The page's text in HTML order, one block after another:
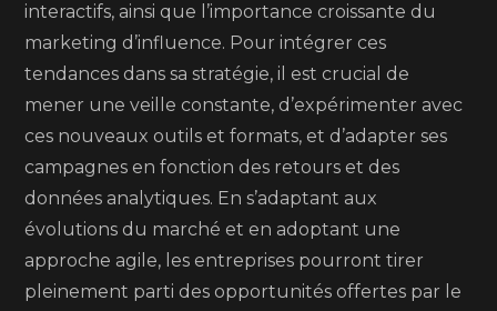
interactifs, ainsi que l’importance croissante du
marketing d’influence. Pour intégrer ces
tendances dans sa stratégie, il est crucial de
mener une veille constante, d’expérimenter avec
ces nouveaux outils et formats, et d’adapter ses
campagnes en fonction des retours et des
données analytiques. En s’adaptant aux
évolutions du marché et en adoptant une
approche agile, les entreprises pourront tirer
pleinement parti des opportunités offertes par le